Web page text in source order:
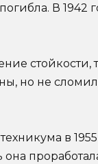
В 1942
стойкости,
но не
в